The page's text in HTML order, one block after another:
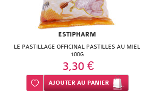
ESTIPHARM
LE PASTILLAGE OFFICINAL PASTILLES AU MIEL
100G
3,30 €
Ajouter à ma liste d’envie
AJOUTERAU PANIER